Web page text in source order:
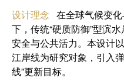
设计理念 在全球气候变
下，传统“硬质防御”型滨
安全与公共活力。本设计
江岸线为研究对象，引入
线”更新目标。